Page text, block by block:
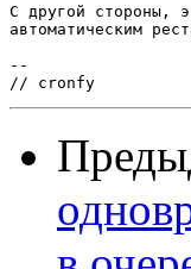
С другой стороны,
автоматическим
--